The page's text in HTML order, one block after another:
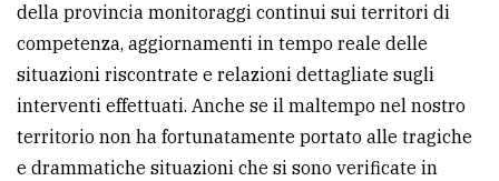
PRIVACY
Privacy
policy
Cookie
della provincia monitoraggi continui sui territori di
competenza, aggiornamenti in tempo reale delle
situazioni riscontrate e relazioni dettagliate sugli
interventi effettuati. Anche se il maltempo nel nostro
territorio non ha fortunatamente portato alle tragiche
e drammatiche situazioni che si sono verificate in